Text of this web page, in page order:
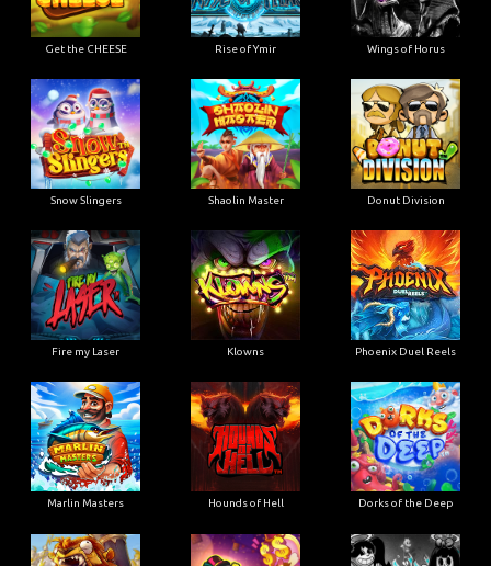
Get the CHEESE Rise of Ymir Wings of Horus
Snow Slingers Shaolin Master Donut Division
Fire my Laser Klowns Phoenix Duel Reels
Marlin Masters Hounds of Hell Dorks of the Deep